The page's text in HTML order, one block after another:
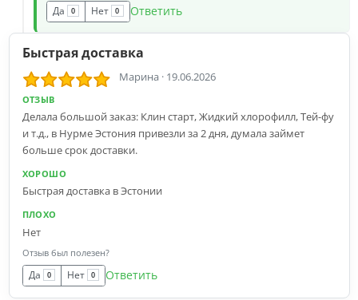
Да 0 Нет 0 Ответить
Быстрая доставка
Марина · 19.06.2026
ОТЗЫВ
Делала большой заказ: Клин старт, Жидкий хлорофилл, Тей-фу
и т.д., в Нурме Эстония привезли за 2 дня, думала займет
больше срок доставки.
ХОРОШО
Быстрая доставка в Эстонии
ПЛОХО
Нет
Отзыв был полезен?
Да 0 Нет 0 Ответить